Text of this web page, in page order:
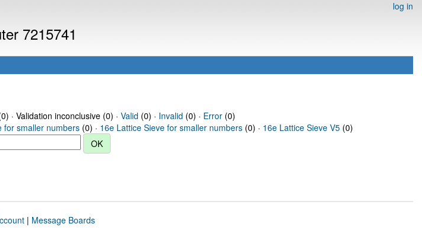
log in
7215741
· Validation inconclusive (0) · Valid (0) · Invalid (0) · Error(0)
for smaller numbers (0) · 16e Lattice Sieve for smaller numbers (0) · 16e Lattice Sieve V5 (0)
| Message Boards